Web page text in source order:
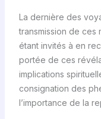
La dernière des
transmission de ces
étant invités à en
portée de ces
implications
consignation des
l’importance de la